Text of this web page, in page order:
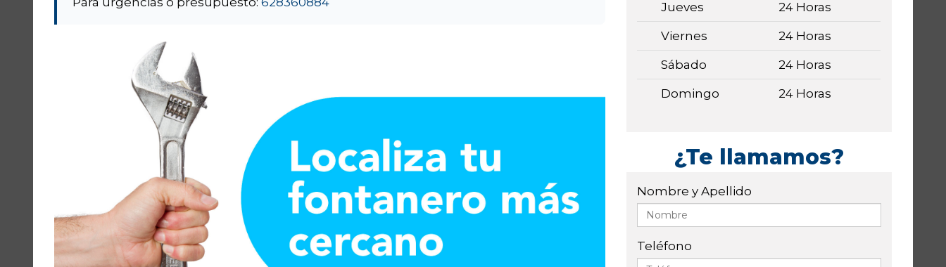
Jueves 24 Horas
Viernes 24 Horas
Sábado 24 Horas
Domingo 24 Horas
¿Te llamamos?
Nombre y Apellido
Teléfono